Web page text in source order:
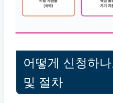
어떻게 신청하
및 절차